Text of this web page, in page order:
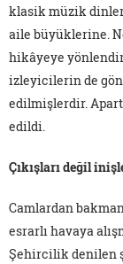
klasik müzik
aile büyüklerine.
hikâyeye
izleyicilerin de
edilmişlerdir.
edildi.
Çıkışları değil
Camlardan
esrarlı havaya
Şehircilik denilen